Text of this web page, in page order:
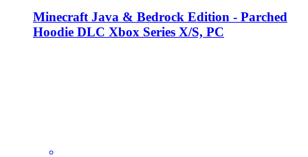
Minecraft Java & Bedrock Edition - Parched
Hoodie DLC Xbox Series X/S, PC